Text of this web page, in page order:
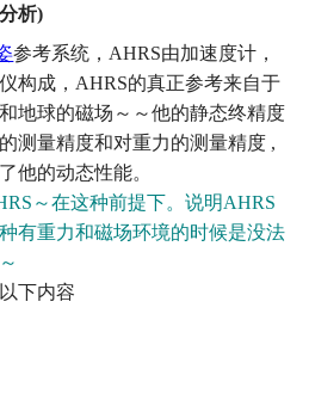
析)
参考系统， AHRS由加速度计，
构成， AHRS的真正参考来自于
地球的磁场～～他的静态终精度
测量精度和对重力的测量精度 ,
他的动态性能。
～在这种前提下。说明AHRS
有重力和磁场环境的时候是没法
下内容